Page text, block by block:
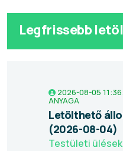
Legfrissebb
2026-08-05
ANYAGA
Letölthető
(2026-08-04)
Testületi